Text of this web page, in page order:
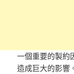
一個重要的製約
造成巨大的影響